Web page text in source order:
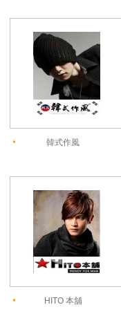
韓式作風
HITO 本舖